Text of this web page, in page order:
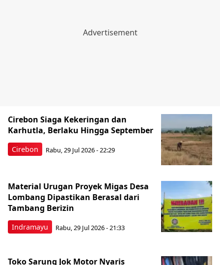
Cirebon
Cirebon Siaga Kekeringan dan
Karhutla, Berlaku Hingga September
Rabu, 29 Jul 2026 - 22:29
Indramayu
Material Urugan Proyek Migas Desa
Lombang Dipastikan Berasal dari
Tambang Berizin
Rabu, 29 Jul 2026 - 21:33
Toko Sarung Jok Motor Nyaris